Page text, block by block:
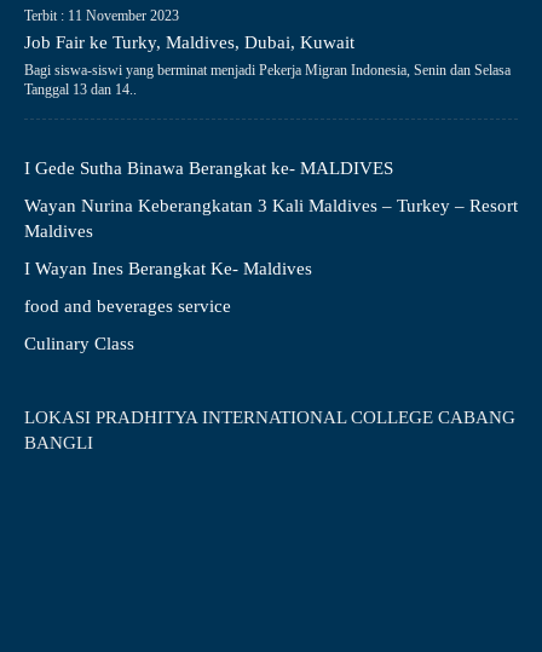
Terbit : 11 November 2023
Job Fair ke Turky, Maldives, Dubai, Kuwait
Bagi siswa-siswi yang berminat menjadi Pekerja Migran Indonesia, Senin dan Selasa
Tanggal 13 dan 14..
I Gede Sutha Binawa Berangkat ke- MALDIVES
Wayan Nurina Keberangkatan 3 Kali Maldives – Turkey – Resort
Maldives
I Wayan Ines Berangkat Ke- Maldives
food and beverages service
Culinary Class
LOKASI PRADHITYA INTERNATIONAL COLLEGE CABANG
BANGLI